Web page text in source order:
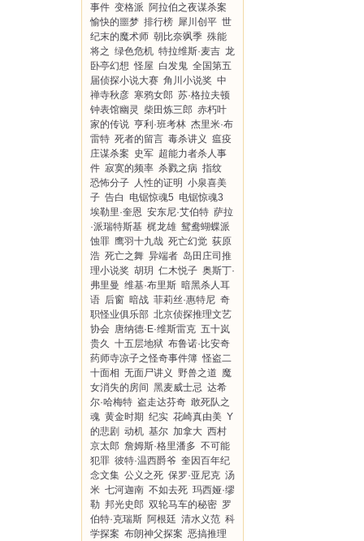
事件 变格派 阿拉伯之夜谋杀案
愉快的噩梦 排行榜 犀川创平 世
纪末的魔术师 朝比奈飒季 殊能
将之 绿色危机 特拉维斯·麦吉 龙
卧亭幻想 怪屋 白发鬼 全国第五
届侦探小说大赛 角川小说奖 中
禅寺秋彦 寒鸦女郎 苏·格拉夫顿
钟表馆幽灵 柴田炼三郎 赤朽叶
家的传说 亨利·班考林 杰里米·布
雷特 死者的留言 毒杀讲义 瘟疫
庄谋杀案 史军 超能力者杀人事
件 寂寞的频率 杀戮之病 指纹
恐怖分子 人性的证明 小泉喜美
子 告白 电锯惊魂5 电锯惊魂3
埃勒里·奎恩 安东尼·艾伯特 萨拉
·派瑞特斯基 梶龙雄 鸳鸯蝴蝶派
蚀罪 鹰羽十九哉 死亡幻觉 荻原
浩 死亡之舞 异端者 岛田庄司推
理小说奖 胡玥 仁木悦子 奥斯丁·
弗里曼 维基·布里斯 暗黑杀人耳
语 后窗 暗战 菲莉丝·惠特尼 奇
职怪业俱乐部 北京侦探推理文艺
协会 唐纳德·E·维斯雷克 五十岚
贵久 十五层地狱 布鲁诺·比安奇
药师寺凉子之怪奇事件簿 怪盗二
十面相 无面尸讲义 野兽之道 魔
女消失的房间 黑麦威士忌 达希
尔·哈梅特 盗走达芬奇 敢死队之
魂 黄金时期 纪实 花崎真由美 Y
的悲剧 动机 基尔 加拿大 西村
京太郎 詹姆斯·格里潘多 不可能
犯罪 彼特·温西爵爷 奎因百年纪
念文集 公义之死 保罗·亚尼克 汤
米 七河迦南 不如去死 玛西娅·缪
勒 邦光史郎 双轮马车的秘密 罗
伯特·克瑞斯 阿根廷 清水义范 科
学探案 布朗神父探案 恶搞推理